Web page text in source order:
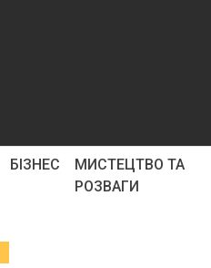
БІЗНЕС
МИСТЕЦТВО ТА
РОЗВАГИ